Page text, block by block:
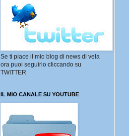
Se ti piace il mio blog di news di vela
ora puoi seguirlo cliccando su
TWITTER
IL MIO CANALE SU YOUTUBE